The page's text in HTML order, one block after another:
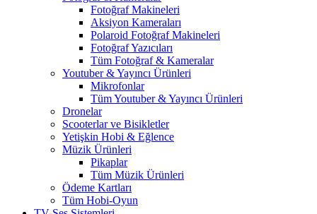
Fotoğraf Makineleri
Aksiyon Kameraları
Polaroid Fotoğraf Makineleri
Fotoğraf Yazıcıları
Tüm Fotoğraf & Kameralar
Youtuber & Yayıncı Ürünleri
Mikrofonlar
Tüm Youtuber & Yayıncı Ürünleri
Dronelar
Scooterlar ve Bisikletler
Yetişkin Hobi & Eğlence
Müzik Ürünleri
Pikaplar
Tüm Müzik Ürünleri
Ödeme Kartları
Tüm Hobi-Oyun